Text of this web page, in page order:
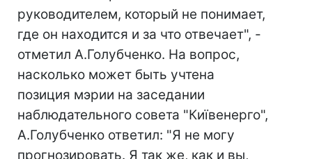
руководителем, который не понимает,
где он находится и за что отвечает", -
отметил А.Голубченко. На вопрос,
насколько может быть учтена
позиция мэрии на заседании
наблюдательного совета "Київенерго",
А.Голубченко ответил: "Я не могу
прогнозировать. Я так же, как и вы,